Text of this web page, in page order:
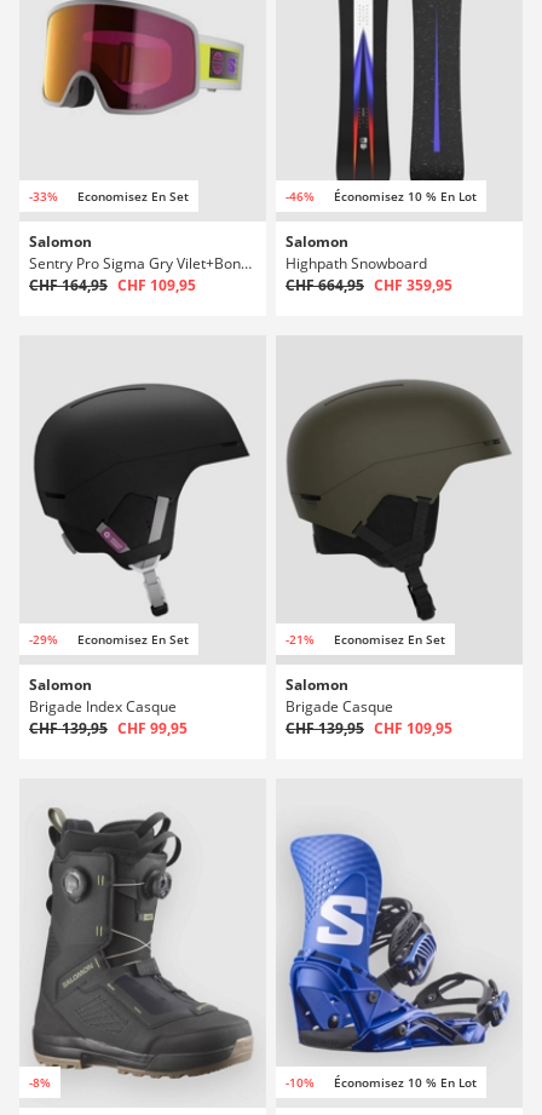
-33% Economisez En Set
Salomon
Sentry Pro Sigma Gry Vilet+Bonuslens Masque
CHF 164,95 CHF 109,95
-46% Économisez 10 % En Lot
Salomon
Highpath Snowboard
CHF 664,95 CHF 359,95
-29% Economisez En Set
Salomon
Brigade Index Casque
CHF 139,95 CHF 99,95
-21% Economisez En Set
Salomon
Brigade Casque
CHF 139,95 CHF 109,95
-8% -10% Économisez 10 % En Lot